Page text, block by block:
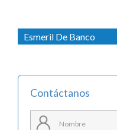
Esmeril De Banco
Contáctanos